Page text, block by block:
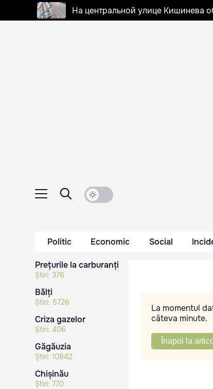
На центральной улице Кишинева
Politic Economic Social
Prețurile la carburanți
Știri: 376
Bălți
Știri: 5726
Criza gazelor
Știri: 406
Găgăuzia
Știri: 10842
Chișinău
Știri: 770
La momentul
câteva minute.
Înapoi la